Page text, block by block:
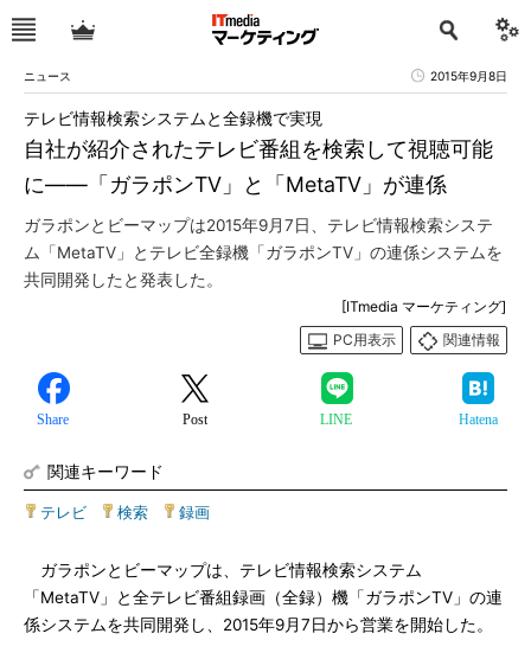
ニュース 2015年9月8日
自社が紹介されたテレビ番組を検索して視聴可能
に――「ガラポンTV」と「MetaTV」が連係
テレビ情報検索システムと全録機で実現
ガラポンとビーマップは2015年9月7日、テレビ情報検索システ
ム「MetaTV」とテレビ全録機「ガラポンTV」の連係システムを
共同開発したと発表した。
[ITmedia マーケティング]
PC用表示
関連情報
Share Post LINE Hatena
関連キーワード
テレビ 検索 録画
ガラポンとビーマップは、テレビ情報検索システム
「MetaTV」と全テレビ番組録画（全録）機「ガラポンTV」の連
係システムを共同開発し、2015年9月7日から営業を開始した。